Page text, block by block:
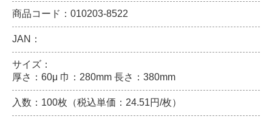
商品コード：010203-8522
JAN：
サイズ：
厚さ：60μ 巾：280mm 長さ：380mm
入数：100枚（税込単価：24.51円/枚）